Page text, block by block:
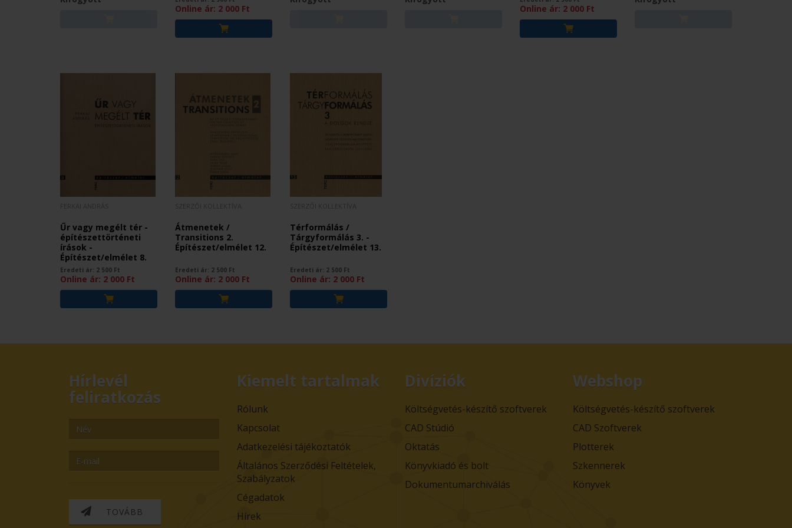
Online ár: 2 000 Ft Online ár: 2 000 Ft
Űr vagy megélt tér -
építészettörténeti
írások -
Építészet/elmélet 8.
Eredeti ár: 2 500 Ft
Online ár: 2 000 Ft
Átmenetek /
Transitions 2.
Építészet/elmélet 12.
Eredeti ár: 2 500 Ft
Online ár: 2 000 Ft
Térformálás /
Tárgyformálás 3. -
Építészet/elmélet 13.
Eredeti ár: 2 500 Ft
Online ár: 2 000 Ft
Hírlevél
feliratkozás
TOVÁBB
Kiemelt tartalmak
Rólunk
Kapcsolat
Adatkezelési tájékoztatók
Általános Szerződési Feltételek,
Szabályzatok
Cégadatok
Hírek
Divíziók
Költségvetés-készítő szoftverek
CAD Stúdió
Oktatás
Könyvkiadó és bolt
Dokumentumarchiválás
Webshop
Költségvetés-készítő szoftverek
CAD Szoftverek
Plotterek
Szkennerek
Könyvek